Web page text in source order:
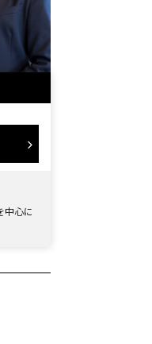
中心に